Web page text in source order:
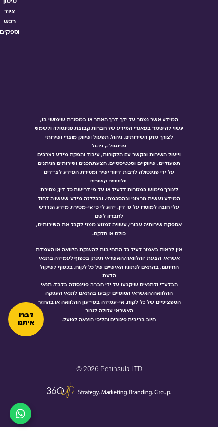
מימון
ציוד
רכש
וספקים
המידע אשר נמסר על ידך דרך האתר או במסגרת שימושי בו,
עשוי להישמר במאגרי המידע של חברות קבוצת פנינסולה ולשמש
לצורך מתן השירותים, ניהול, תפעול ושיווק מוצרי ושירותי
פנינסולה; ניהול
וייעול השירות והקשר עם הלקוחות, עיבוד והפקת מידע לצרכים
תפעוליים, שיווקיים וסטטיסטיים, הצעתתכנים ושירותים הניתנים
על ידי פנינסולה לרבות דיוור ישיר ומסירת המידע לצדדים
שלישיים קשורים
לצורך מימוש המטרות דלעיל או על פי דרישת כל דין; מסירת
המידע נעשית מרצוני ובהסכמתי, ובכללזה מידע שעשויה לחול
עלי חובה למוסרו על פי דין. ידוע לי כי אי-מסירת מידע הנדרש
לחברה לשם
אספקת שירותיה עבורי, עשויה למנוע ממני לקבל את השירותים,
כולם או חלקם.
אין לראות באמור לעיל כל התחייבות להענקת הלוואה או העמדת
אשראי. הצעת ההלוואה/האשראי תינתן בכפוף לעמידה בתנאי
החיתום, בהתאם לנתוניו האישיים של כל לקוח, בכפוף לשיקול
הדעת
הבלעדי ולתנאים שיקבעו על ידי חברת פנינסולה בלבד. תנאי
ההלוואה/האשראי הסופיים יקבעו בהתאם לתנאי העסקה
הספציפיים של כל לקוח. אי-עמידה בפירעון ההלוואה או בהחזר
האשראי עלולה לגרור
חיוב בריבית פיגורים והליכי הוצאה לפועל.
© 2026 Peninsula LTD
דברו
איתנו